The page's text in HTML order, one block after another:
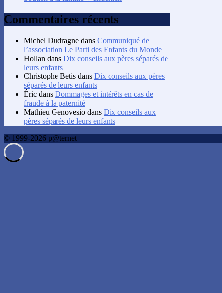
Commentaires récents
Michel Dudragne dans Communiqué de
l’association Le Parti des Enfants du Monde
Hollan dans Dix conseils aux pères séparés de
leurs enfants
Christophe Betis dans Dix conseils aux pères
séparés de leurs enfants
Éric dans Dommages et intérêts en cas de
fraude à la paternité
Mathieu Genovesio dans Dix conseils aux
pères séparés de leurs enfants
© 1999-2026 p@ternet